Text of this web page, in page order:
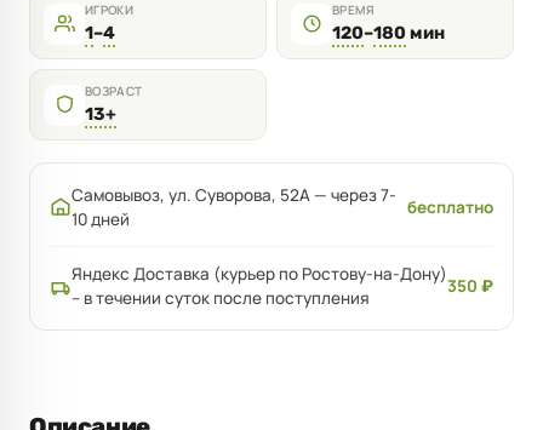
ИГРОКИ
1–4
ВРЕМЯ
120–180 мин
ВОЗРАСТ
13+
Самовывоз, ул. Суворова, 52А — через 7-
10 дней
бесплатно
Яндекс Доставка (курьер по Ростову-на-Дону)
– в течении суток после поступления
350 ₽